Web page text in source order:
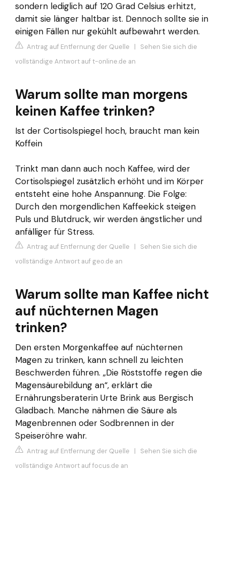
sondern lediglich auf 120 Grad Celsius erhitzt,
damit sie länger haltbar ist. Dennoch sollte sie in
einigen Fällen nur gekühlt aufbewahrt werden.
Antrag auf Entfernung der Quelle | Sehen Sie sich die
vollständige Antwort auf t-online.de an
Warum sollte man morgens
keinen Kaffee trinken?
Ist der Cortisolspiegel hoch, braucht man kein
Koffein
Trinkt man dann auch noch Kaffee, wird der
Cortisolspiegel zusätzlich erhöht und im Körper
entsteht eine hohe Anspannung. Die Folge:
Durch den morgendlichen Kaffeekick steigen
Puls und Blutdruck, wir werden ängstlicher und
anfälliger für Stress.
Antrag auf Entfernung der Quelle | Sehen Sie sich die
vollständige Antwort auf geo.de an
Warum sollte man Kaffee nicht
auf nüchternen Magen
trinken?
Den ersten Morgenkaffee auf nüchternen
Magen zu trinken, kann schnell zu leichten
Beschwerden führen. „Die Röststoffe regen die
Magensäurebildung an“, erklärt die
Ernährungsberaterin Urte Brink aus Bergisch
Gladbach. Manche nähmen die Säure als
Magenbrennen oder Sodbrennen in der
Speiseröhre wahr.
Antrag auf Entfernung der Quelle | Sehen Sie sich die
vollständige Antwort auf focus.de an